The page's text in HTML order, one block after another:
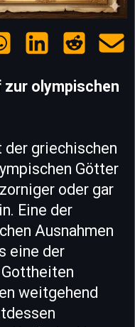
zur olympischen
der griechischen
Götter
oder gar
Eine der
Ausnahmen
eine der
weitgehend